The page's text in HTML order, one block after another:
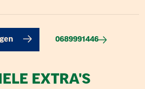
0689991446
EXTRA'S